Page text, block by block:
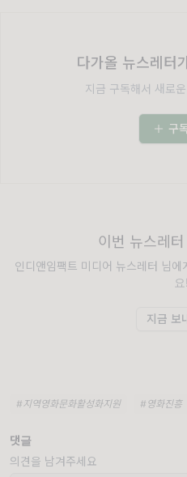
다가올 뉴스레터
지금 구독해서 새로
구
이번 뉴스레
인디앤임팩트 미디어 뉴스레터 님
요!
지금 보
#지역영화문화활성화지원 #영화진흥
댓글
의견을 남겨주세요